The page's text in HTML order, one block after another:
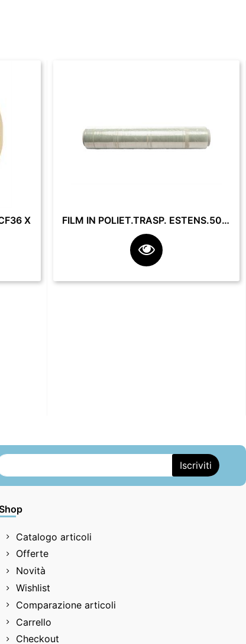
X FILM IN POLIET.TRASP. ESTENS.50 CM 23 MY 2.2 KG **
Catalogo articoli
Offerte
Novità
Wishlist
Comparazione articoli
Carrello
Checkout